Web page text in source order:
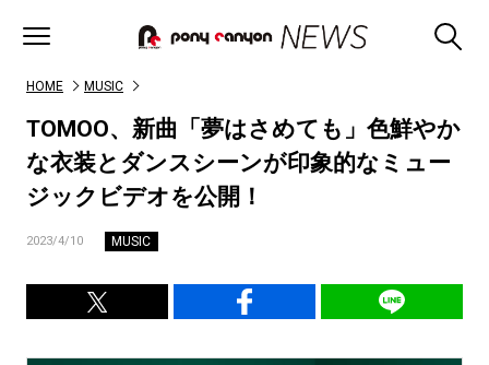
HOME MUSIC
TOMOO、新曲「夢はさめても」色鮮やか
な衣装とダンスシーンが印象的なミュー
ジックビデオを公開！
2023/4/10 MUSIC